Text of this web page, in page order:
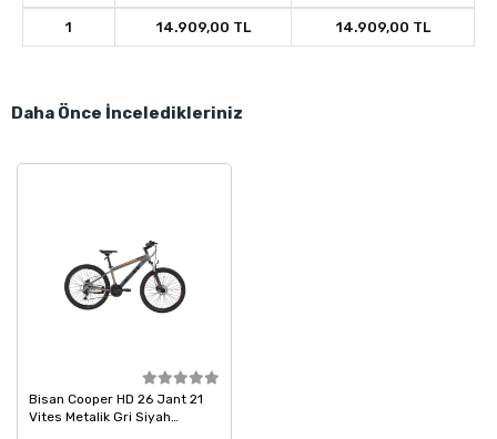
1 14.909,00 TL 14.909,00 TL
Daha Önce İnceledikleriniz
Bisan Cooper HD 26 Jant 21
Vites Metalik Gri Siyah